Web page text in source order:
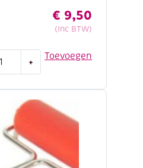
€ 9,50
(Inc BTW)
Toevoegen
+